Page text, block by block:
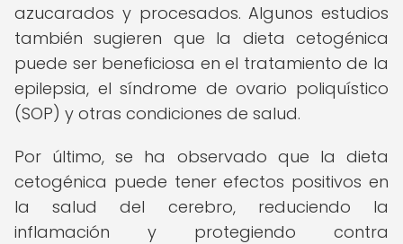
azucarados y procesados. Algunos estudios
también sugieren que la dieta cetogénica
puede ser beneficiosa en el tratamiento de la
epilepsia, el síndrome de ovario poliquístico
(SOP) y otras condiciones de salud.
Por último, se ha observado que la dieta
cetogénica puede tener efectos positivos en
la salud del cerebro, reduciendo la
inflamación y protegiendo contra